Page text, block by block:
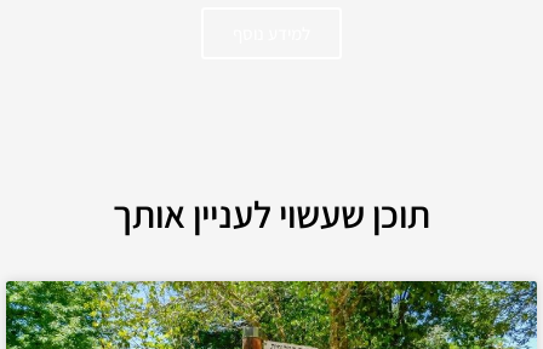
תוכן שעשוי לעניין אותך